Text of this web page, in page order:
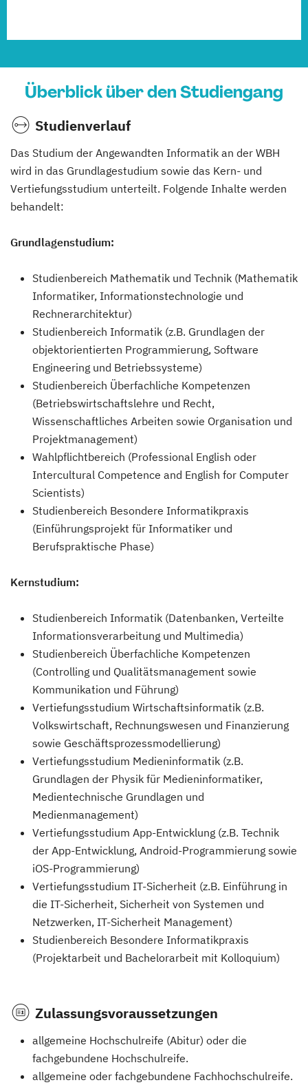
Überblick über den Studiengang
Studienverlauf
Das Studium der Angewandten Informatik an der WBH
wird in das Grundlagestudium sowie das Kern- und
Vertiefungsstudium unterteilt. Folgende Inhalte werden
behandelt:
Grundlagenstudium:
Studienbereich Mathematik und Technik (Mathematik
Informatiker, Informationstechnologie und
Rechnerarchitektur)
Studienbereich Informatik (z.B. Grundlagen der
objektorientierten Programmierung, Software
Engineering und Betriebssysteme)
Studienbereich Überfachliche Kompetenzen
(Betriebswirtschaftslehre und Recht,
Wissenschaftliches Arbeiten sowie Organisation und
Projektmanagement)
Wahlpflichtbereich (Professional English oder
Intercultural Competence and English for Computer
Scientists)
Studienbereich Besondere Informatikpraxis
(Einführungsprojekt für Informatiker und
Berufspraktische Phase)
Kernstudium:
Studienbereich Informatik (Datenbanken, Verteilte
Informationsverarbeitung und Multimedia)
Studienbereich Überfachliche Kompetenzen
(Controlling und Qualitätsmanagement sowie
Kommunikation und Führung)
Vertiefungsstudium Wirtschaftsinformatik (z.B.
Volkswirtschaft, Rechnungswesen und Finanzierung
sowie Geschäftsprozessmodellierung)
Vertiefungsstudium Medieninformatik (z.B.
Grundlagen der Physik für Medieninformatiker,
Medientechnische Grundlagen und
Medienmanagement)
Vertiefungsstudium App-Entwicklung (z.B. Technik
der App-Entwicklung, Android-Programmierung sowie
iOS-Programmierung)
Vertiefungsstudium IT-Sicherheit (z.B. Einführung in
die IT-Sicherheit, Sicherheit von Systemen und
Netzwerken, IT-Sicherheit Management)
Studienbereich Besondere Informatikpraxis
(Projektarbeit und Bachelorarbeit mit Kolloquium)
Zulassungsvoraussetzungen
allgemeine Hochschulreife (Abitur) oder die
fachgebundene Hochschulreife.
allgemeine oder fachgebundene Fachhochschulreife.